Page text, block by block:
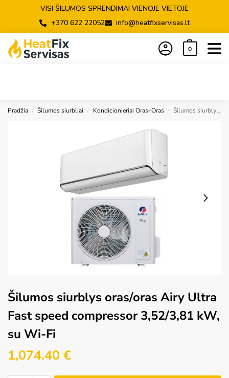
VISI ŠILUMOS SPRENDIMAI VIENOJE VIETOJE
+370 622 22052
info@heatfixservisas.lt
0
Pradžia / Šilumos siurbliai / Kondicionieriai Oras–Oras / Šilumos siurblys oras/oras Airy Ultra Fast speed compressor 3,52/3,81 kW, su Wi-Fi
Šilumos siurblys oras/oras Airy Ultra
Fast speed compressor 3,52/3,81 kW,
su Wi-Fi
1,074.40 €